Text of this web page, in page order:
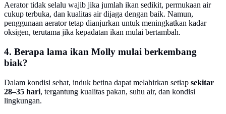
Aerator tidak selalu wajib jika jumlah ikan sedikit, permukaan air
cukup terbuka, dan kualitas air dijaga dengan baik. Namun,
penggunaan aerator tetap dianjurkan untuk meningkatkan kadar
oksigen, terutama jika kepadatan ikan mulai bertambah.
4. Berapa lama ikan Molly mulai berkembang
biak?
Dalam kondisi sehat, induk betina dapat melahirkan setiap sekitar
28–35 hari, tergantung kualitas pakan, suhu air, dan kondisi
lingkungan.